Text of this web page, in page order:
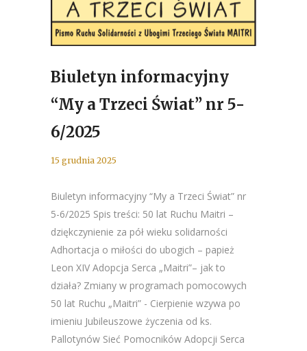
Biuletyn informacyjny
“My a Trzeci Świat” nr 5-
6/2025
15 grudnia 2025
Biuletyn informacyjny “My a Trzeci Świat” nr
5-6/2025 Spis treści: 50 lat Ruchu Maitri –
dziękczynienie za pół wieku solidarności
Adhortacja o miłości do ubogich – papież
Leon XIV Adopcja Serca „Maitri”– jak to
działa? Zmiany w programach pomocowych
50 lat Ruchu „Maitri” - Cierpienie wzywa po
imieniu Jubileuszowe życzenia od ks.
Pallotynów Sieć Pomocników Adopcji Serca